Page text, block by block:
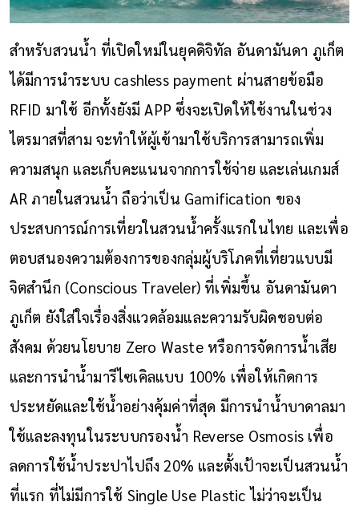
สำหรับสวนน้ำ ที่เปิดใหม่ในยุคดิจิทัล อันดามันดา ภูเก็ต
ได้มีการนำระบบ cashless payment ผ่านสายข้อมือ
RFID มาใช้ อีกทั้งยังมี APP ซึ่งจะเปิดให้ใช้งานในช่วง
ไตรมาสที่สาม จะทำให้ผู้เข้ามาใช้บริการสามารถเพิ่ม
ความสนุก และเก็บคะแนนจากการใช้จ่าย และเล่นเกมส์
AR ภายในสวนน้ำ ถือว่าเป็น Gamification ของ
ประสบการณ์การเที่ยวในสวนน้ำครั้งแรกในไทย และเพื่อ
ตอบสนองความต้องการของกลุ่มผู้บริโภคที่เที่ยวแบบมี
จิตสำนึก (Conscious Traveler) ที่เพิ่มขึ้น อันดามันดา
ภูเก็ต ยังใส่ใจเรื่องสิ่งแวดล้อมและความรับผิดชอบต่อ
สังคม ด้วยนโยบาย Zero Waste หรือการจัดการน้ำเสีย
และการนำน้ำมารีไซเคิลแบบ 100% เพื่อให้เกิดการ
ประหยัดและใช้น้ำอย่างคุ้มค่าที่สุด มีการนำน้ำบาดาลมา
ใช้และลงทุนในระบบกรองน้ำ Reverse Osmosis เพื่อ
ลดการใช้น้ำประปาไปถึง 20% และตั้งเป้าจะเป็นสวนน้ำ
ที่แรก ที่ไม่มีการใช้ Single Use Plastic ไม่ว่าจะเป็น